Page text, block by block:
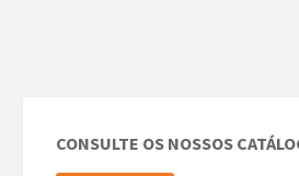
CONSULTE OS NOSSOS